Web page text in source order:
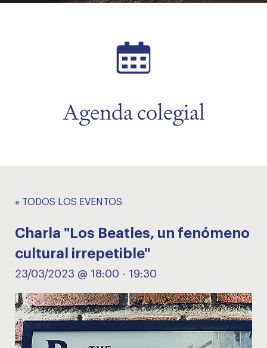
Agenda colegial
« TODOS LOS EVENTOS
Charla "Los Beatles, un fenómeno
cultural irrepetible"
23/03/2023 @ 18:00 - 19:30